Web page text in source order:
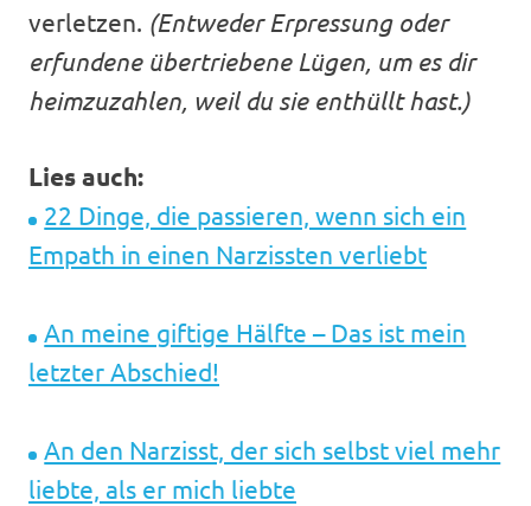
verletzen. (Entweder Erpressung oder
erfundene übertriebene Lügen, um es dir
heimzuzahlen, weil du sie enthüllt hast.)
Lies auch:
22 Dinge, die passieren, wenn sich ein
Empath in einen Narzissten verliebt
An meine giftige Hälfte – Das ist mein
letzter Abschied!
An den Narzisst, der sich selbst viel mehr
liebte, als er mich liebte